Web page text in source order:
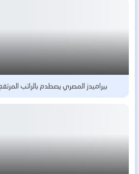
بيراميدز المصري يصطدم بالراتب